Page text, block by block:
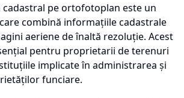
cadastral pe ortofotoplan este un
combină informațiile cadastrale
aeriene de înaltă rezoluție. Acest
pentru proprietarii de terenuri
implicate în administrarea și
funciare.